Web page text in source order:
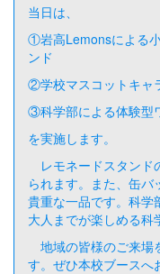
当日は、
①岩高Lemonsによる
ンド
②学校マスコットキャ
③科学部による体験型
を実施します。
レモネードスタンド
られます。また、缶
貴重な一品です。科学
大人までが楽しめる科
地域の皆様のご来場
す。ぜひ本校ブースへ